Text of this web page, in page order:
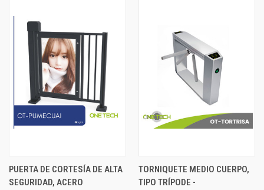
PUERTA DE CORTESÍA DE ALTA
SEGURIDAD, ACERO
TORNIQUETE MEDIO CUERPO,
TIPO TRÍPODE -